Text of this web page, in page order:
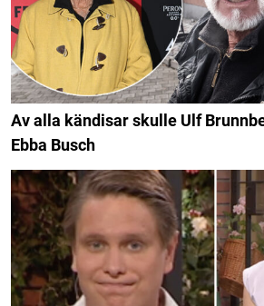
Av alla kändisar skulle Ulf
Ebba Busch